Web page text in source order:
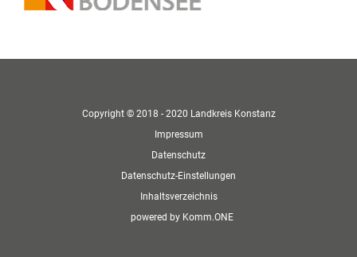
Copyright © 2018 - 2020 Landkreis Konstanz
Impressum
Datenschutz
Datenschutz-Einstellungen
Inhaltsverzeichnis
powered by Komm.ONE